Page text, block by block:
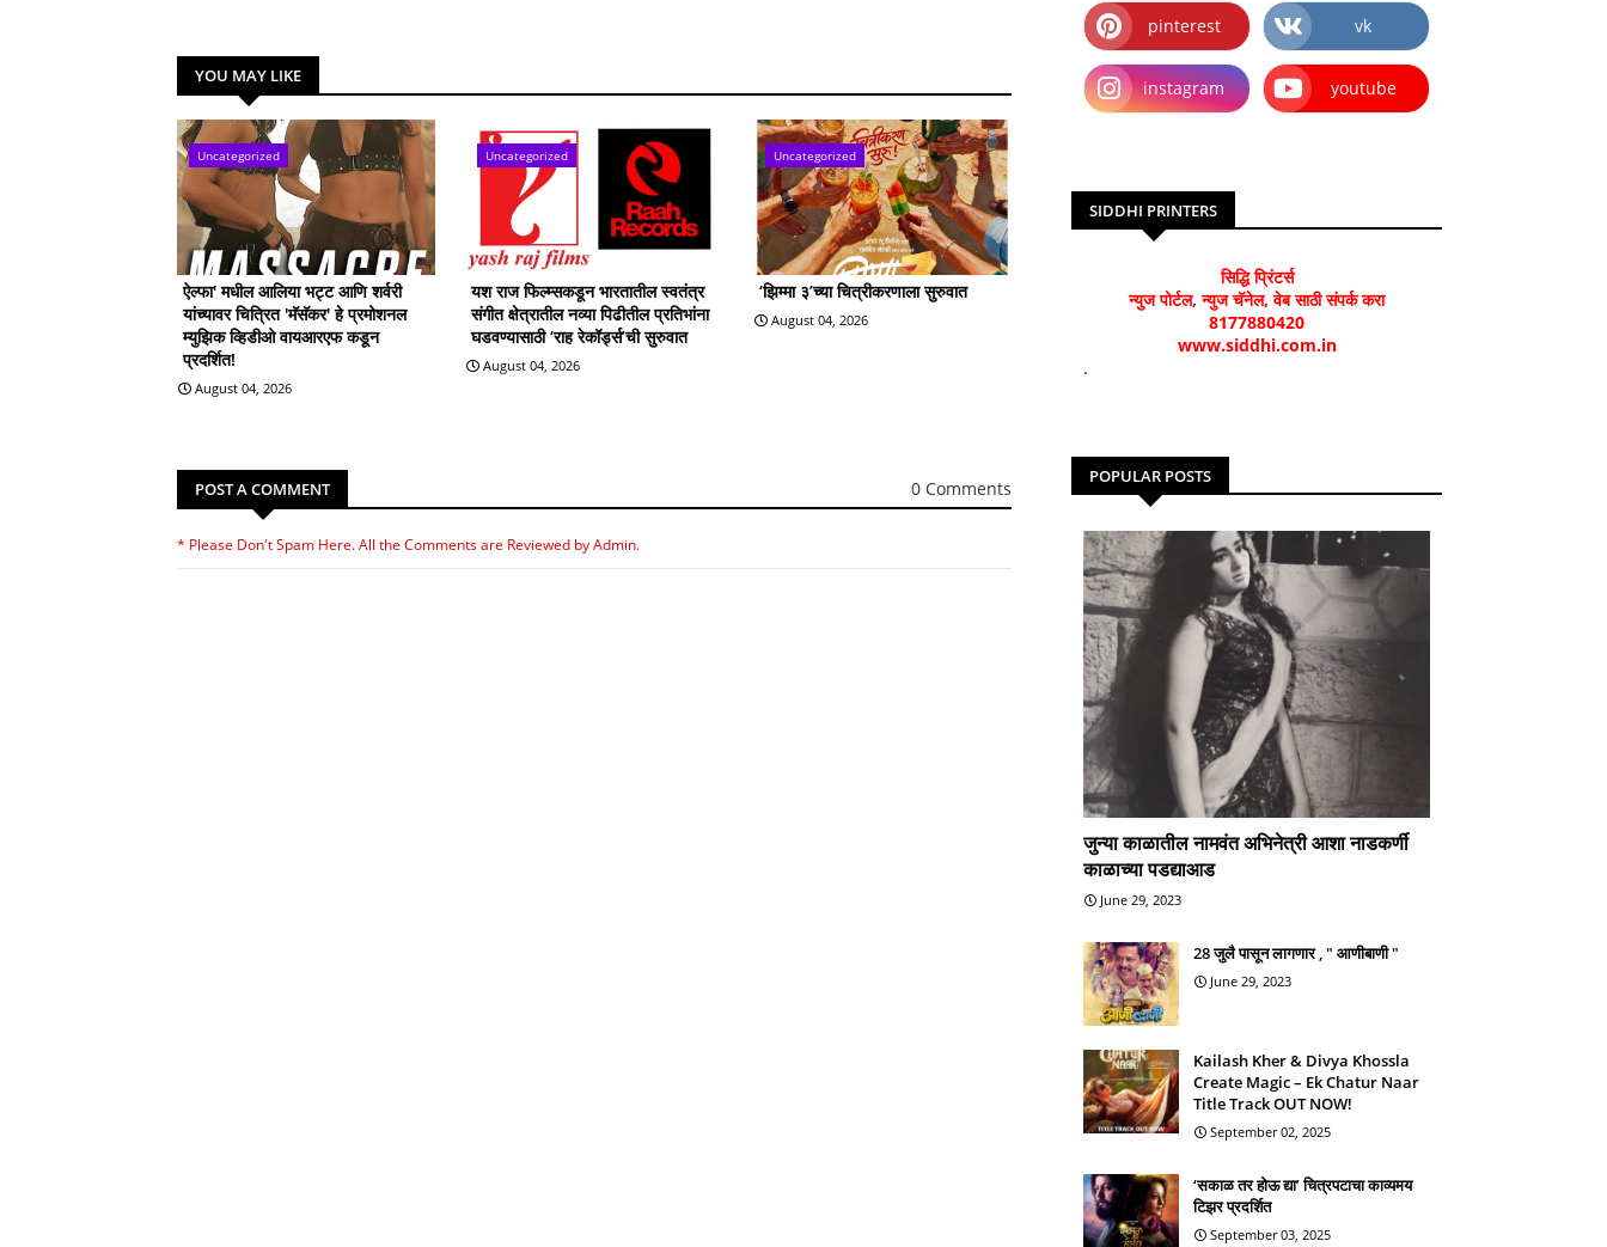
YOU MAY LIKE
Uncategorized
ऐल्फा' मधील आलिया भट्ट आणि शर्वरी
यांच्यावर चित्रित 'मॅसॅकर' हे प्रमोशनल
म्युझिक व्हिडीओ वायआरएफ कडून
प्रदर्शित!
August 04, 2026
Uncategorized
यश राज फिल्म्सकडून भारतातील स्वतंत्र
संगीत क्षेत्रातील नव्या पिढीतील प्रतिभांना
घडवण्यासाठी ‘राह रेकॉर्ड्स’ची सुरुवात
August 04, 2026
Uncategorized
‘झिम्मा ३’च्या चित्रीकरणाला सुरुवात
August 04, 2026
POST A COMMENT 0 Comments
* Please Don't Spam Here. All the Comments are Reviewed by Admin.
pinterest vk
instagram youtube
SIDDHI PRINTERS
सिद्धि प्रिंटर्स
न्युज पोर्टल, न्युज चॅनेल, वेब साठी संपर्क करा
8177880420
www.siddhi.com.in
.
POPULAR POSTS
जुन्या काळातील नामवंत अभिनेत्री आशा नाडकर्णी
काळाच्या पडद्याआड
June 29, 2023
28 जुलै पासून लागणार , " आणीबाणी "
June 29, 2023
Kailash Kher & Divya Khossla
Create Magic – Ek Chatur Naar
Title Track OUT NOW!
September 02, 2025
‘सकाळ तर होऊ द्या’ चित्रपटाचा काव्यमय
टिझर प्रदर्शित
September 03, 2025